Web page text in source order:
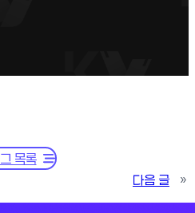
목록
다음 글
»